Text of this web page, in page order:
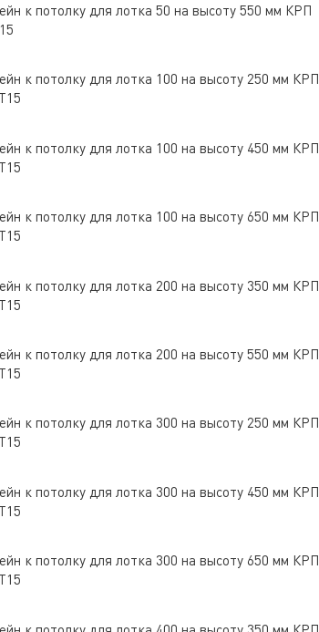
к потолку для лотка 50 на высоту 550 мм КРП
к потолку для лотка 100 на высоту 250 мм КРП
к потолку для лотка 100 на высоту 450 мм КРП
к потолку для лотка 100 на высоту 650 мм КРП
к потолку для лотка 200 на высоту 350 мм КРП
к потолку для лотка 200 на высоту 550 мм КРП
к потолку для лотка 300 на высоту 250 мм КРП
к потолку для лотка 300 на высоту 450 мм КРП
к потолку для лотка 300 на высоту 650 мм КРП